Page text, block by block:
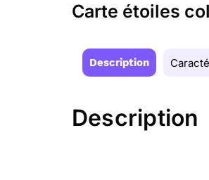
Carte étoiles
Description
Description